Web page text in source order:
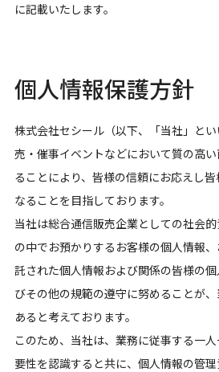
に記載いたします。
個人情報保護方針
株式会社セシール（以下、「当社」と
売・催事イベントなどにおいて質の高
ることにより、皆様の信頼にお応えし
なることを目指しております。
当社は総合通信販売企業としての社会
の中でお預かりするお客様の個人情報
託された個人情報および関係の皆様の
びその他の規範の遵守に努めることが
あると考えております。
このため、当社は、業務に従事する一
要性を認識すると共に、個人情報の管